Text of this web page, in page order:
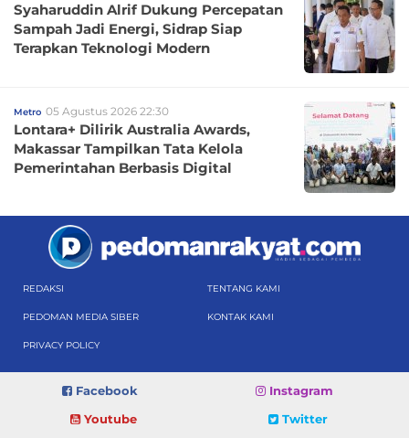
Syaharuddin Alrif Dukung Percepatan
Sampah Jadi Energi, Sidrap Siap
Terapkan Teknologi Modern
Metro 05 Agustus 2026 22:30
Lontara+ Dilirik Australia Awards,
Makassar Tampilkan Tata Kelola
Pemerintahan Berbasis Digital
REDAKSI TENTANG KAMI
PEDOMAN MEDIA SIBER KONTAK KAMI
PRIVACY POLICY
Facebook
Instagram
Youtube
Twitter